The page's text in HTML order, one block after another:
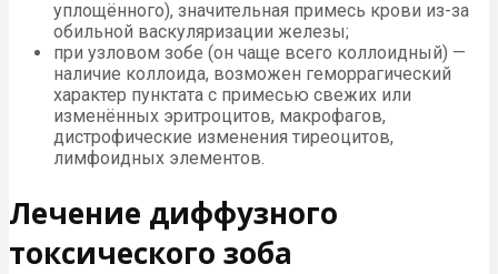
уплощённого), значительная примесь крови из-за
обильной васкуляризации железы;
при узловом зобе (он чаще всего коллоидный) —
наличие коллоида, возможен геморрагический
характер пунктата с примесью свежих или
изменённых эритроцитов, макрофагов,
дистрофические изменения тиреоцитов,
лимфоидных элементов.
Лечение диффузного
токсического зоба